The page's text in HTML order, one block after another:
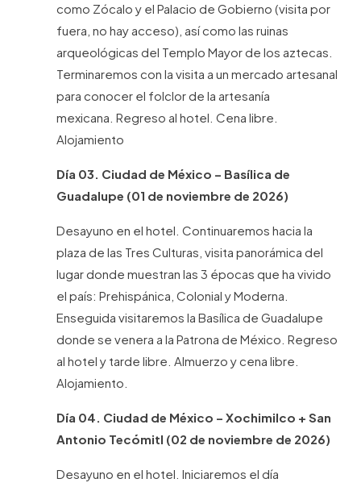
como Zócalo y el Palacio de Gobierno (visita por
fuera, no hay acceso), así como las ruinas
arqueológicas del Templo Mayor de los aztecas.
Terminaremos con la visita a un mercado artesanal
para conocer el folclor de la artesanía
mexicana. Regreso al hotel. Cena libre.
Alojamiento
Día 03. Ciudad de México – Basílica de
Guadalupe (01 de noviembre de 2026)
Desayuno en el hotel. Continuaremos hacia la
plaza de las Tres Culturas, visita panorámica del
lugar donde muestran las 3 épocas que ha vivido
el país: Prehispánica, Colonial y Moderna.
Enseguida visitaremos la Basílica de Guadalupe
donde se venera a la Patrona de México. Regreso
al hotel y tarde libre. Almuerzo y cena libre.
Alojamiento.
Día 04. Ciudad de México – Xochimilco + San
Antonio Tecómitl (02 de noviembre de 2026)
Desayuno en el hotel. Iniciaremos el día